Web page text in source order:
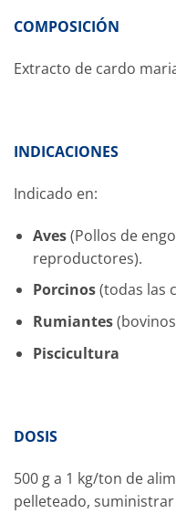
COMPOSICIÓN
Extracto de cardo
INDICACIONES
Indicado en:
Aves(Pollos de
reproductores).
Porcinos(todas las
Rumiantes
Piscicultura
DOSIS
500 g a 1 kg/ton de
pelleteado,